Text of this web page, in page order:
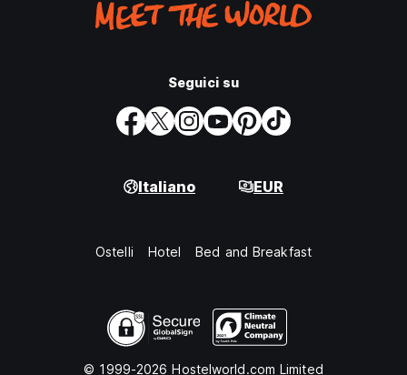
Seguici su
Italiano EUR
Ostelli Hotel Bed and Breakfast
© 1999-2026 Hostelworld.com Limited